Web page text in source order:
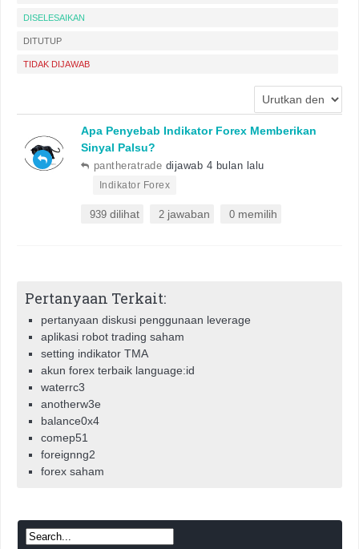
DISELESAIKAN
DITUTUP
TIDAK DIJAWAB
Apa Penyebab Indikator Forex Memberikan
Sinyal Palsu?
pantheratrade dijawab 4 bulan lalu
Indikator Forex
939 dilihat 2 jawaban 0 memilih
Pertanyaan Terkait:
pertanyaan diskusi penggunaan leverage
aplikasi robot trading saham
setting indikator TMA
akun forex terbaik language:id
waterrc3
anotherw3e
balance0x4
comep51
foreignng2
forex saham